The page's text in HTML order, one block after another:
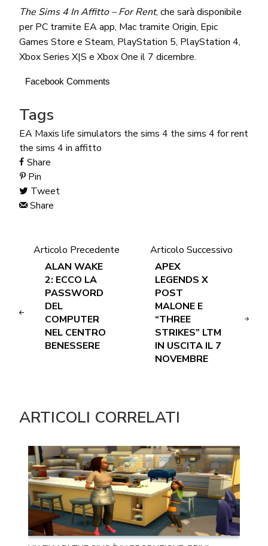
The Sims 4 In Affitto – For Rent, che sarà disponibile
per PC tramite EA app, Mac tramite Origin, Epic
Games Store e Steam, PlayStation 5, PlayStation 4,
Xbox Series X|S e Xbox One il 7 dicembre.
Facebook Comments
Tags
EA Maxis life simulators the sims 4 the sims 4 for rent
the sims 4 in affitto
Share
Pin
Tweet
Share
Articolo Precedente
ALAN WAKE
2: ECCO LA
PASSWORD
DEL
COMPUTER
NEL CENTRO
BENESSERE
Articolo Successivo
APEX
LEGENDS X
POST
MALONE E
“THREE
STRIKES” LTM
IN USCITA IL 7
NOVEMBRE
ARTICOLI CORRELATI